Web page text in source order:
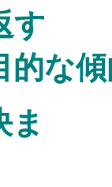
す
的な
ま